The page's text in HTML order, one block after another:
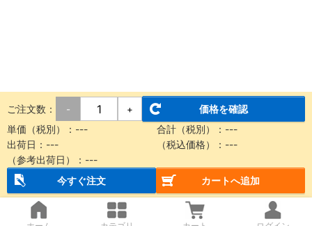
ご注文数： - +
価格を確認
単価（税別）： --- 合計（税別）： ---
出荷日： --- （税込価格）： ---
（参考出荷日）： ---
今すぐ注文
カートへ追加